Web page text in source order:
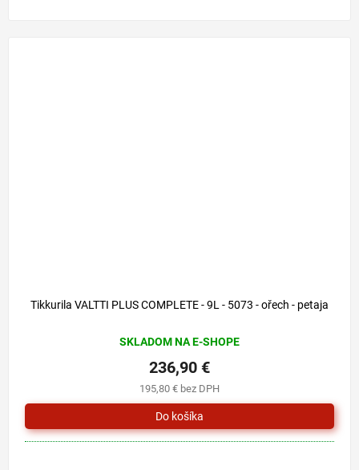
Tikkurila VALTTI PLUS COMPLETE - 9L - 5073 - ořech - petaja
SKLADOM NA E-SHOPE
195,80 € bez DPH
236,90 €